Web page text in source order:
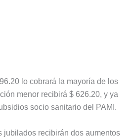
lo cobrará la mayoría de los
menor recibirá $ 626.20, y ya
socio sanitario del PAMI.
jubilados recibirán dos aumentos